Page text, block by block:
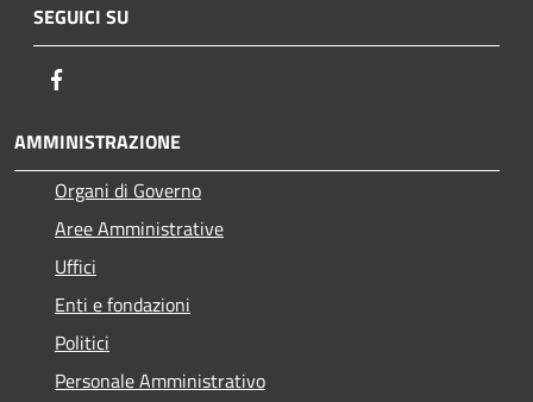
SEGUICI SU
AMMINISTRAZIONE
Organi di Governo
Aree Amministrative
Uffici
Enti e fondazioni
Politici
Personale Amministrativo